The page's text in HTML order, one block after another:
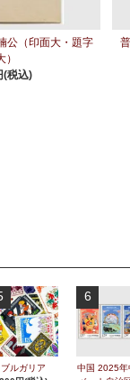
公（印面大・題字
）
(税込)
ブルガリア
6
中国 2025年